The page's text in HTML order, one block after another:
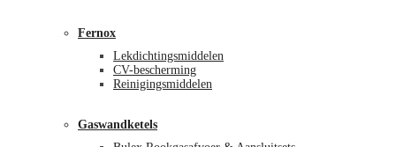
Fernox
Lekdichtingsmiddelen
CV-bescherming
Reinigingsmiddelen
Gaswandketels